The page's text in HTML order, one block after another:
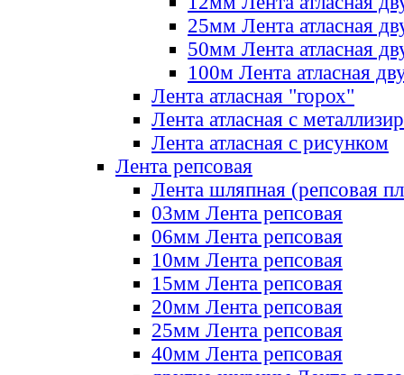
25мм Лента атласная
50мм Лента атласная
100м Лента атласная
Лента атласная "горох"
Лента атласная с
Лента атласная с рисунком
Лента репсовая
Лента шляпная (репсовая
03мм Лента репсовая
06мм Лента репсовая
10мм Лента репсовая
15мм Лента репсовая
20мм Лента репсовая
25мм Лента репсовая
40мм Лента репсовая